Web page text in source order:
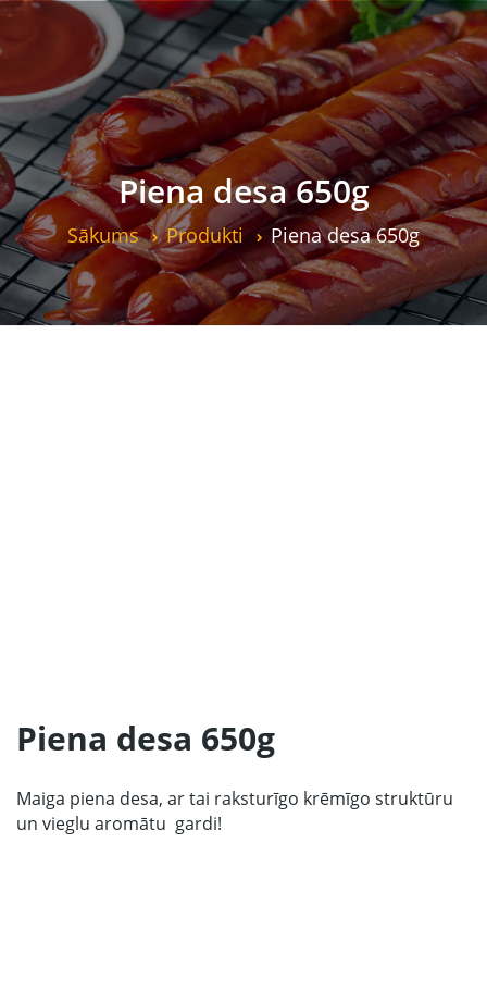
Par ražotāju
Sadarbībai
Piena desa 650g
Sākums Produkti Piena desa 650g
Piena desa 650g
Maiga piena desa, ar tai raksturīgo krēmīgo struktūru
un vieglu aromātu ­ gardi!